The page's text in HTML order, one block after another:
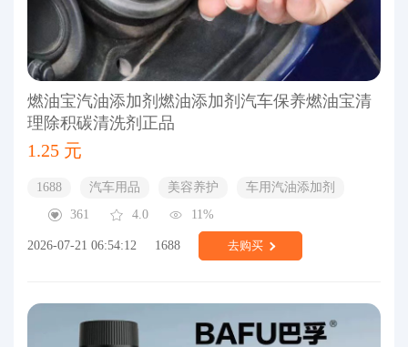
燃油宝汽油添加剂燃油添加剂汽车保养燃油宝清
理除积碳清洗剂正品
1.25 元
1688 汽车用品 美容养护
车用汽油添加剂
361
4.0 11%
2026-07-21 06:54:12 1688 去购买